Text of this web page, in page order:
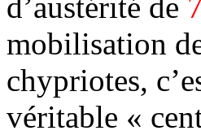
mobilisation
chypriotes,
véritable «